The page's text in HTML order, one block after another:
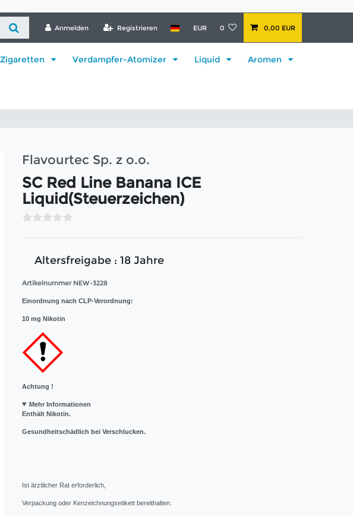
Anmelden Registrieren EUR 0 0,00 EUR
Verdampfer-Atomizer Liquid Aromen
Flavourtec Sp. z o.o.
SC Red Line Banana ICE
Liquid(Steuerzeichen)
Altersfreigabe : 18 Jahre
Artikelnummer NEW-3228
Einordnung nach CLP-Verordnung:
10 mg Nikotin
Achtung !
Mehr Informationen
Enthält Nikotin.
Gesundheitschädlich bei Verschlucken.
Ist ärztlicher Rat erforderlich,
Verpackung oder Kenzeichnungsetikett bereithalten.